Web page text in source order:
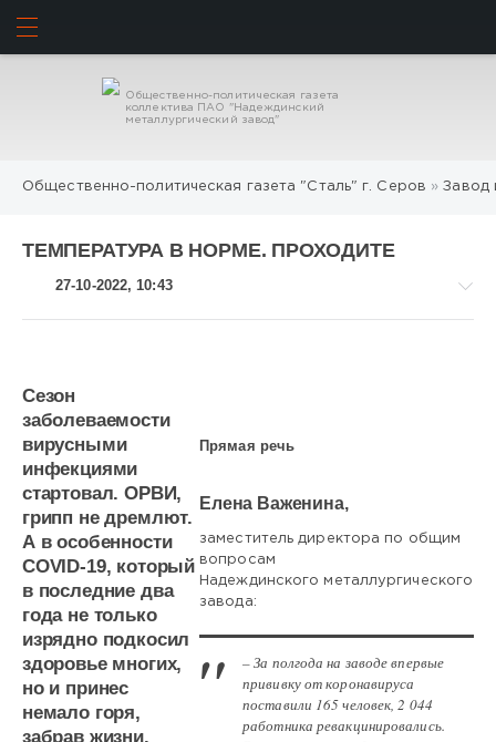
Общественно-политическая газета
коллектива ПАО "Надеждинский
металлургический завод"
Общественно-политическая газета "Сталь" г. Серов »Завод
ТЕМПЕРАТУРА В НОРМЕ. ПРОХОДИТЕ
27-10-2022, 10:43
и
заводчане
1
036
Сезон
заболеваемости
вирусными
инфекция­ми
стартовал. ОРВИ,
грипп не дремлют.
А в особенности
COVID-19, который
в последние два
года не только
изрядно подкосил
здоровье многих,
но и принес
немало горя,
забрав жизни.
Прямая речь
Елена Важенина,
заместитель директора по об­щим
вопросам
Надеждинского металлургического
завода:
– За полгода на заводе впервые
прививку от коронавируса
поставили 165 человек, 2 044
работника ревакцинировались.